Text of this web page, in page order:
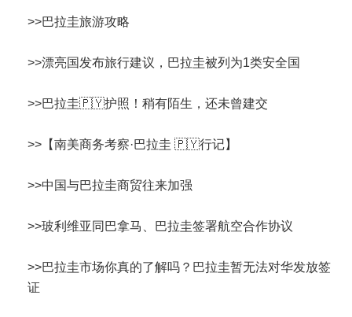
>>巴拉圭旅游攻略
>>漂亮国发布旅行建议，巴拉圭被列为1类安全国
>>巴拉圭🇵🇾护照！稍有陌生，还未曾建交
>> 【南美商务考察·巴拉圭 🇵🇾行记】
>>中国与巴拉圭商贸往来加强
>>玻利维亚同巴拿马、巴拉圭签署航空合作协议
>>巴拉圭市场你真的了解吗？巴拉圭暂无法对华发放签
证